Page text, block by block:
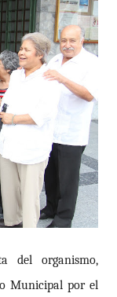
del organismo,
Municipal por el